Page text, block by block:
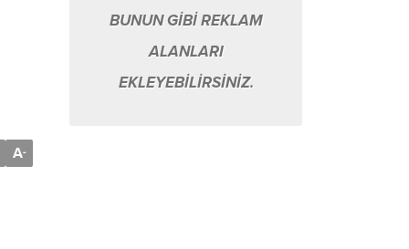
A-
BUNUN GİBİ REKLAM
ALANLARI
EKLEYEBİLİRSİNİZ.